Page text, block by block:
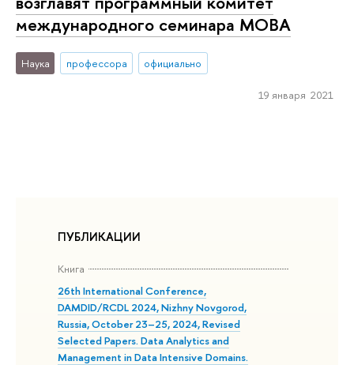
ПУБЛИКАЦИИ
Книга
26th International Conference,
DAMDID/RCDL 2024, Nizhny Novgorod,
Russia, October 23–25, 2024, Revised
Selected Papers. Data Analytics and
Management in Data Intensive Domains.
международного семинара МОВА
Наука профессора официально
19 января 2021